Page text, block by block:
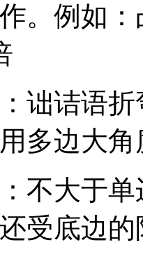
。例如
诘语折
多边大角
大于单
受底边